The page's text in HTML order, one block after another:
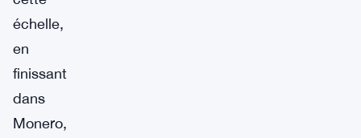
échelle,
en
finissant
dans
Monero,